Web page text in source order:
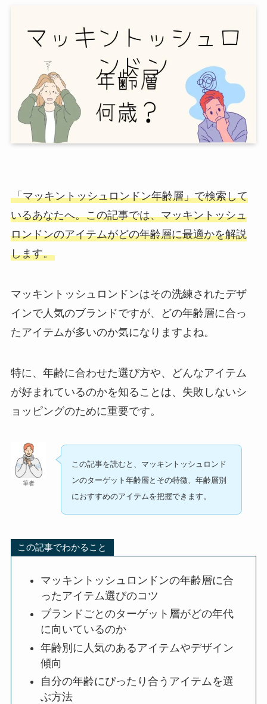
「マッキントッシュロンドン年齢層」で検索して
いるあなたへ。この記事では、マッキントッシュ
ロンドンのアイテムがどの年齢層に最適かを解説
します。
マッキントッシュロンドンはその洗練されたデザ
インで人気のブランドですが、どの年齢層に合っ
たアイテムが多いのか気になりますよね。
特に、年齢に合わせた選び方や、どんなアイテム
が好まれているのかを知ることは、失敗しないシ
ョッピングのために重要です。
筆者
この記事を読むと、マッキントッシュロンド
ンのターゲット年齢層とその特徴、年齢層別
におすすめのアイテムを把握できます。
この記事でわかること
マッキントッシュロンドンの年齢層に合
ったアイテム選びのコツ
ブランドごとのターゲット層がどの年代
に向いているのか
年齢別に人気のあるアイテムやデザイン
傾向
自分の年齢にぴったり合うアイテムを選
ぶ方法